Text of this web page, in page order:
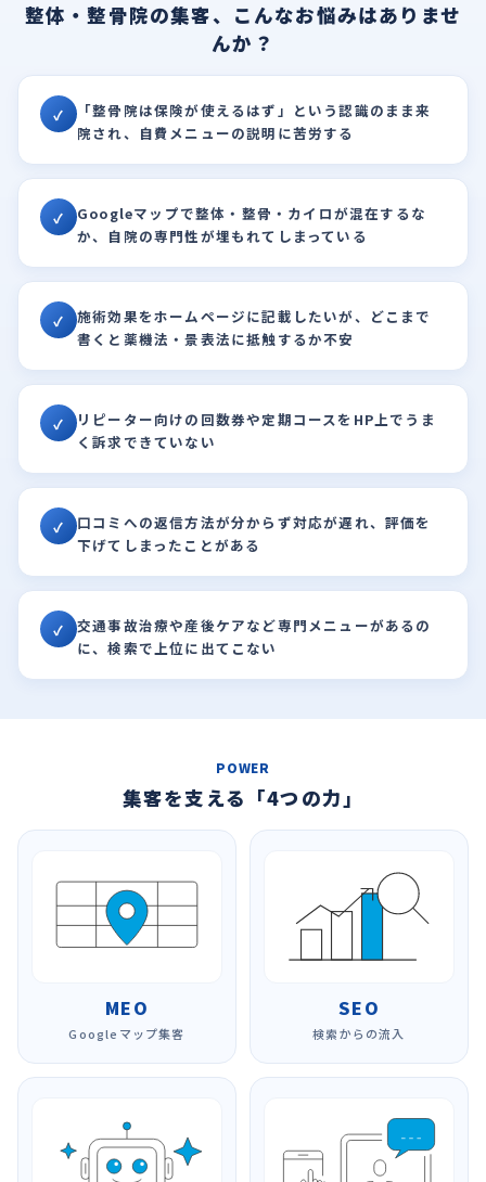
整体・整骨院の集客、こんなお悩みはありませ
んか？
✓
「整骨院は保険が使えるはず」という認識のまま来
院され、自費メニューの説明に苦労する
✓
Googleマップで整体・整骨・カイロが混在するな
か、自院の専門性が埋もれてしまっている
✓
施術効果をホームページに記載したいが、どこまで
書くと薬機法・景表法に抵触するか不安
✓
リピーター向けの回数券や定期コースをHP上でうま
く訴求できていない
✓
口コミへの返信方法が分からず対応が遅れ、評価を
下げてしまったことがある
✓
交通事故治療や産後ケアなど専門メニューがあるの
に、検索で上位に出てこない
POWER
集客を支える「4つの力」
MEO
Googleマップ集客
SEO
検索からの流入